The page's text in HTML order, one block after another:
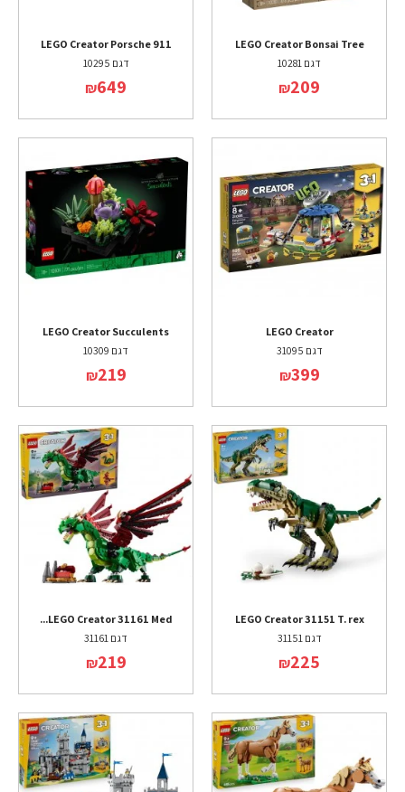
LEGO Creator Bonsai Tree
דגם 10281
₪209
LEGO Creator Porsche 911
דגם 10295
₪649
LEGO Creator
דגם 31095
₪399
LEGO Creator Succulents
דגם 10309
₪219
LEGO Creator 31151 T. rex
דגם 31151
₪225
LEGO Creator 31161 Med...
דגם 31161
₪219